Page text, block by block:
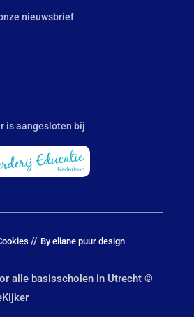
nieuwsbrief
is aangesloten bij
// By eliane puur design
alle basisscholen in Utrecht ©